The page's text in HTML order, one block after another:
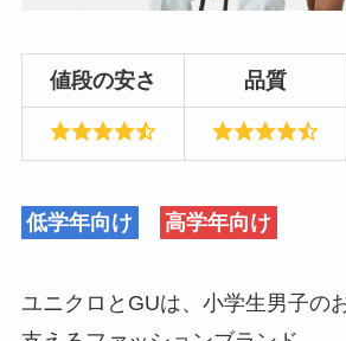
値段の安さ 品質
低学年向け 高学年向け
ユニクロとGUは、小学生男子の